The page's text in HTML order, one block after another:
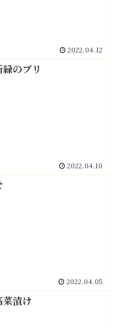
2022.04.12
のブリ
2022.04.10
2022.04.05
菜漬け